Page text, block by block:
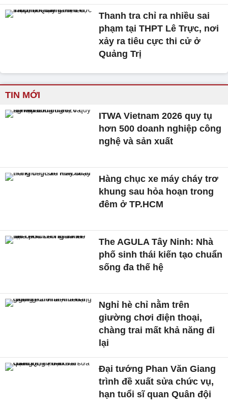
Thanh tra chỉ ra nhiều sai
phạm tại THPT Lê Trực, nơi
xảy ra tiêu cực thi cử ở
Quảng Trị
TIN MỚI
ITWA Vietnam 2026 quy tụ
hơn 500 doanh nghiệp công
nghệ và sản xuất
Hàng chục xe máy cháy trơ
khung sau hỏa hoạn trong
đêm ở TP.HCM
The AGULA Tây Ninh: Nhà
phố sinh thái kiến tạo chuẩn
sống đa thế hệ
Nghỉ hè chỉ nằm trên
giường chơi điện thoại,
chàng trai mất khả năng đi
lại
Đại tướng Phan Văn Giang
trình đề xuất sửa chức vụ,
hạn tuổi sĩ quan Quân đội